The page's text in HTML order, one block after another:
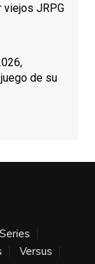
viejos JRPG
de su
Series
Versus